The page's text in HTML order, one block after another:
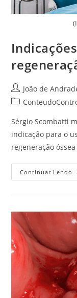
João de
Sérgio Scombatti
indicação para o
regeneração
Continuar Lendo